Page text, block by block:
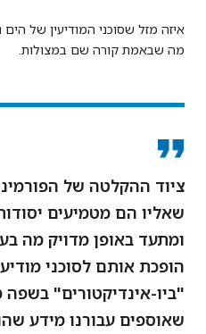
איזה מזל שסוכני המודיעין של
מה שבאמת קורה שם במצולות.
ציוד ההקלטה של
שאליו הם מטמיעים
ומתעד באופן מדויק מה
הופכת אותם לסוכני
"ביו-אינדיקטורים" בשפה
שאוספים עבורנו מידע